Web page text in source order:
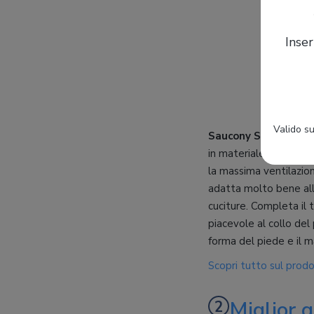
Saucony S10415-2
in materiale sintetico,
la massima
adatta molto bene
cuciture. Completa il
piacevole al collo
forma del piede e il
Scopri tutto sul
Valido